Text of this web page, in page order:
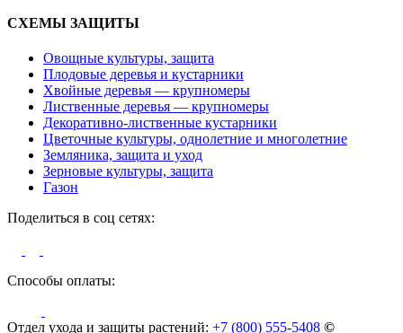
СХЕМЫ ЗАЩИТЫ
Овощные культуры, защита
Плодовые деревья и кустарники
Хвойные деревья — крупномеры
Лиственные деревья — крупномеры
Декоративно-лиственные кустарники
Цветочные культуры, однолетние и многолетние
Земляника, защита и уход
Зерновые культуры, защита
Газон
Поделиться в соц сетях:
Способы оплаты:
Отдел ухода и защиты растений: +7 (800) 555-5408 ©